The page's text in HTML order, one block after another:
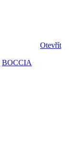
Otevřít
BOCCIA